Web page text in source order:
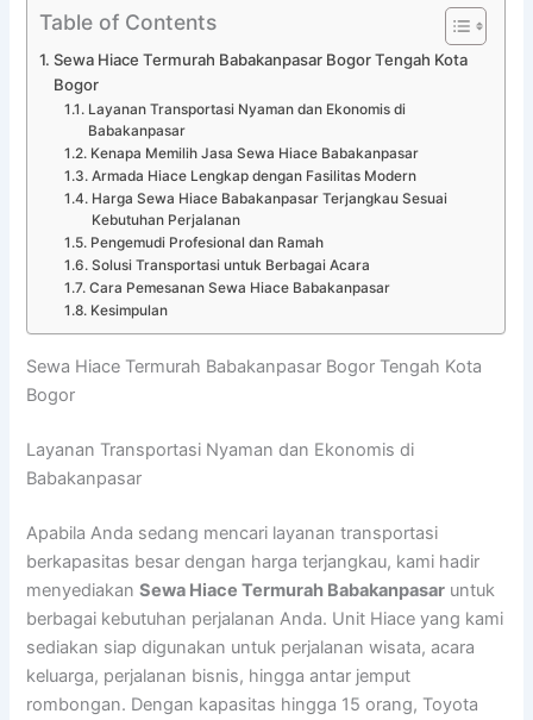
Table of Contents
Sewa Hiace Termurah Babakanpasar Bogor Tengah Kota
Bogor
Layanan Transportasi Nyaman dan Ekonomis di
Babakanpasar
Kenapa Memilih Jasa Sewa Hiace Babakanpasar
Armada Hiace Lengkap dengan Fasilitas Modern
Harga Sewa Hiace Babakanpasar Terjangkau Sesuai
Kebutuhan Perjalanan
Pengemudi Profesional dan Ramah
Solusi Transportasi untuk Berbagai Acara
Cara Pemesanan Sewa Hiace Babakanpasar
Kesimpulan
Sewa Hiace Termurah Babakanpasar Bogor Tengah Kota
Bogor
Layanan Transportasi Nyaman dan Ekonomis di
Babakanpasar
Apabila Anda sedang mencari layanan transportasi
berkapasitas besar dengan harga terjangkau, kami hadir
menyediakanSewa Hiace Termurah Babakanpasar untuk
berbagai kebutuhan perjalanan Anda. Unit Hiace yang kami
sediakan siap digunakan untuk perjalanan wisata, acara
keluarga, perjalanan bisnis, hingga antar jemput
rombongan. Dengan kapasitas hingga 15 orang, Toyota